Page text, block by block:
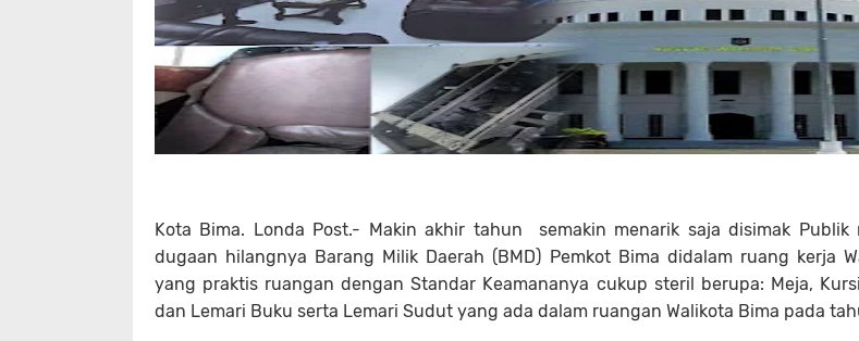
Kota Bima. Londa Post.- Makin akhir tahun semakin menarik saja disimak Publik
dugaan hilangnya Barang Milik Daerah (BMD) Pemkot Bima didalam ruang kerja
yang praktis ruangan dengan Standar Keamananya cukup steril berupa: Meja,
dan Lemari Buku serta Lemari Sudut yang ada dalam ruangan Walikota Bima pada